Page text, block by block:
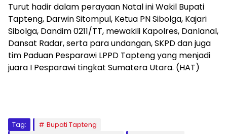
Turut hadir dalam perayaan Natal ini Wakil Bupati
Tapteng, Darwin Sitompul, Ketua PN Sibolga, Kajari
Sibolga, Dandim 0211/TT, mewakili Kapolres, Danlanal,
Dansat Radar, serta para undangan, SKPD dan juga
tim Paduan Pesparawi LPPD Tapteng yang menjadi
juara I Pesparawi tingkat Sumatera Utara. (HAT)
Tag:
Bupati Tapteng